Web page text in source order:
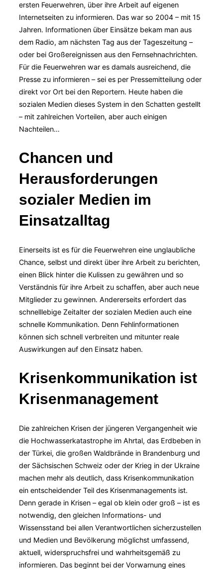
ersten Feuerwehren, über ihre Arbeit auf eigenen
Internetseiten zu informieren. Das war so 2004 – mit 15
Jahren. Informationen über Einsätze bekam man aus
dem Radio, am nächsten Tag aus der Tageszeitung –
oder bei Großereignissen aus den Fernsehnachrichten.
Für die Feuerwehren war es damals ausreichend, die
Presse zu informieren – sei es per Pressemitteilung oder
direkt vor Ort bei den Reportern. Heute haben die
sozialen Medien dieses System in den Schatten gestellt
– mit zahlreichen Vorteilen, aber auch einigen
Nachteilen…
Chancen und
Herausforderungen
sozialer Medien im
Einsatzalltag
Einerseits ist es für die Feuerwehren eine unglaubliche
Chance, selbst und direkt über ihre Arbeit zu berichten,
einen Blick hinter die Kulissen zu gewähren und so
Verständnis für ihre Arbeit zu schaffen, aber auch neue
Mitglieder zu gewinnen. Andererseits erfordert das
schnelllebige Zeitalter der sozialen Medien auch eine
schnelle Kommunikation. Denn Fehlinformationen
können sich schnell verbreiten und mitunter reale
Auswirkungen auf den Einsatz haben.
Krisenkommunikation ist
Krisenmanagement
Die zahlreichen Krisen der jüngeren Vergangenheit wie
die Hochwasserkatastrophe im Ahrtal, das Erdbeben in
der Türkei, die großen Waldbrände in Brandenburg und
der Sächsischen Schweiz oder der Krieg in der Ukraine
machen mehr als deutlich, dass Krisenkommunikation
ein entscheidender Teil des Krisenmanagements ist.
Denn gerade in Krisen – egal ob klein oder groß – ist es
notwendig, den gleichen Informations- und
Wissensstand bei allen Verantwortlichen sicherzustellen
und Medien und Bevölkerung möglichst umfassend,
aktuell, widerspruchsfrei und wahrheitsgemäß zu
informieren. Das beginnt bei der Vorwarnung eines